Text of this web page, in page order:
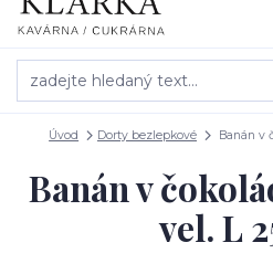
Úvod Dorty bezlepkové Banán v
Banán v
vel. L